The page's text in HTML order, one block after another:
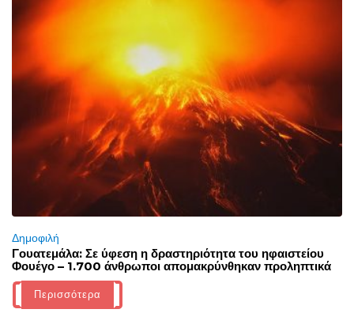
Δημοφιλή
Γουατεμάλα: Σε ύφεση η δραστηριότητα του ηφαιστείου
Φουέγο – 1.700 άνθρωποι απομακρύνθηκαν προληπτικά
Περισσότερα